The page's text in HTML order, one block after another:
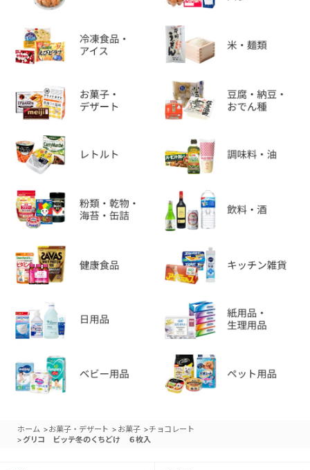
ホーム >お菓子・デザート > お菓子 >チョコレート
>グリコ ビッテ冬のくちどけ ６枚入